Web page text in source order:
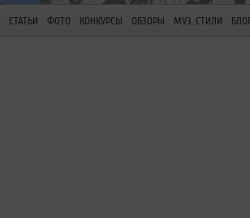
СТАТЬИ ФОТО КОНКУРСЫ ОБЗОРЫ МУЗ. СТИЛИ